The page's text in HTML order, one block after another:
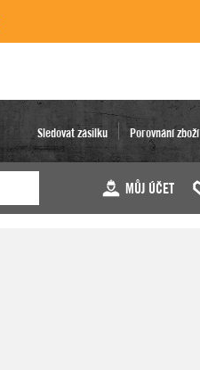
Sledovat zásilku Porovnání zboží
MŮJ ÚČET